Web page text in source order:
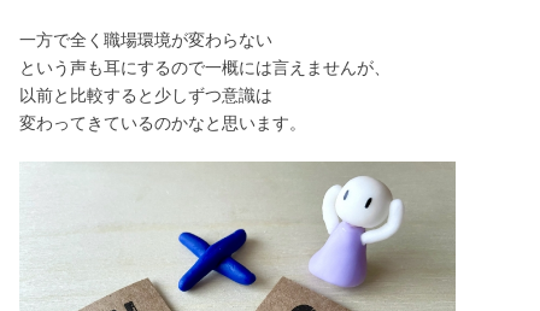
一方で全く職場環境が変わらない
という声も耳にするので一概には言えませんが、
以前と比較すると少しずつ意識は
変わってきているのかなと思います。